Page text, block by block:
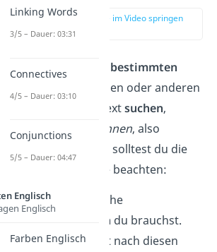
zur Stelle im Video springen
(01:53)
Möchtest du nach bestimmten
Namen, Jahreszahlen oder anderen
in einem Textsuchen,
kannst du ihn
scannen, also
überfliegen. Dafür solltest du die
folgenden Schritte beachten:
Überlege, welche
Informationen du brauchst.
Sucheden Text nach diesen
Linking Words
3/5 – Dauer: 03:31
Connectives
4/5 – Dauer: 03:10
Conjunctions
5/5 – Dauer: 04:47
Englisch
Englisch
Farben Englisch